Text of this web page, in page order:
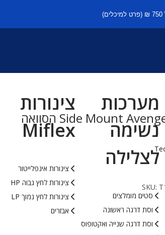
מערכות
נשימה
לצלילה
סטים מומלצים
וסת דרגה ראשונה
וסת דרגה שנייה ואקטופוס
צינורות
Miflex
צינורות אינפלייטור
צינורות לחץ גבוה HP
צינורות לחץ נמוך LP
אבזרים
SKU: